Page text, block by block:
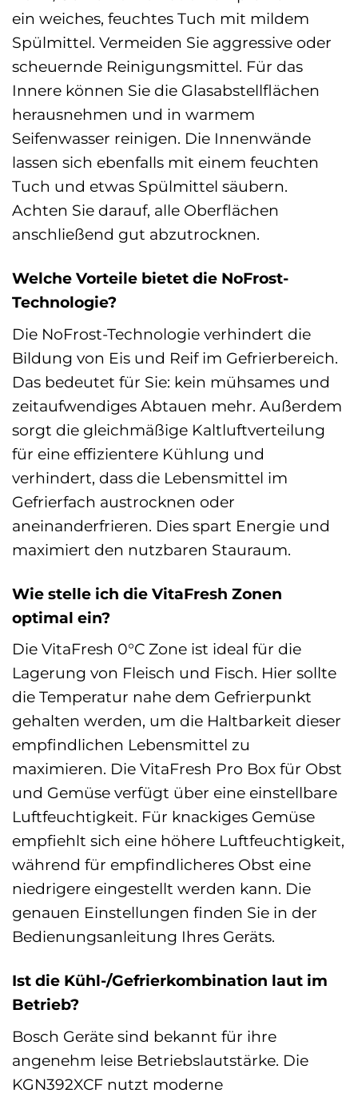
ein weiches, feuchtes Tuch mit mildem
Spülmittel. Vermeiden Sie aggressive oder
scheuernde Reinigungsmittel. Für das
Innere können Sie die Glasabstellflächen
herausnehmen und in warmem
Seifenwasser reinigen. Die Innenwände
lassen sich ebenfalls mit einem feuchten
Tuch und etwas Spülmittel säubern.
Achten Sie darauf, alle Oberflächen
anschließend gut abzutrocknen.
Welche Vorteile bietet die NoFrost-
Technologie?
Die NoFrost-Technologie verhindert die
Bildung von Eis und Reif im Gefrierbereich.
Das bedeutet für Sie: kein mühsames und
zeitaufwendiges Abtauen mehr. Außerdem
sorgt die gleichmäßige Kaltluftverteilung
für eine effizientere Kühlung und
verhindert, dass die Lebensmittel im
Gefrierfach austrocknen oder
aneinanderfrieren. Dies spart Energie und
maximiert den nutzbaren Stauraum.
Wie stelle ich die VitaFresh Zonen
optimal ein?
Die VitaFresh 0°C Zone ist ideal für die
Lagerung von Fleisch und Fisch. Hier sollte
die Temperatur nahe dem Gefrierpunkt
gehalten werden, um die Haltbarkeit dieser
empfindlichen Lebensmittel zu
maximieren. Die VitaFresh Pro Box für Obst
und Gemüse verfügt über eine einstellbare
Luftfeuchtigkeit. Für knackiges Gemüse
empfiehlt sich eine höhere Luftfeuchtigkeit,
während für empfindlicheres Obst eine
niedrigere eingestellt werden kann. Die
genauen Einstellungen finden Sie in der
Bedienungsanleitung Ihres Geräts.
Ist die Kühl-/Gefrierkombination laut im
Betrieb?
Bosch Geräte sind bekannt für ihre
angenehm leise Betriebslautstärke. Die
KGN392XCF nutzt moderne